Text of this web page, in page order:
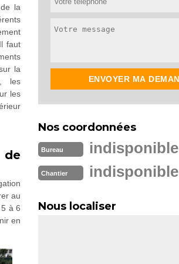
la
faut
la
les
les
de
au
à 6
en
Nos coordonnées
Bureau indisponible
Chantier indisponible
Nous localiser